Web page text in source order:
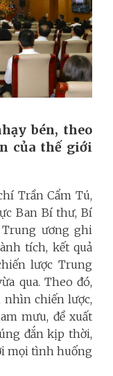
bén, theo
của thế giới
Trần Cẩm Tú,
Ban Bí thư, Bí
ương ghi
tích, kết quả
lược Trung
qua. Theo đó,
nhìn chiến lược,
mưu, đề xuất
đắn kịp thời,
mọi tình huống